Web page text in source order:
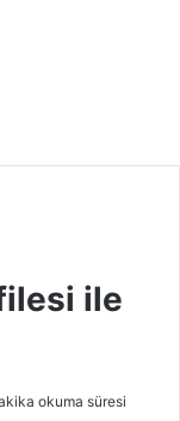
ile
okuma süresi